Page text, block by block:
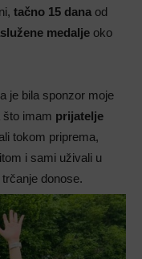
tačno 15 dana od
medalje oko
je bila sponzor moje
što imam prijatelje
tokom priprema,
i sami uživali u
donose.